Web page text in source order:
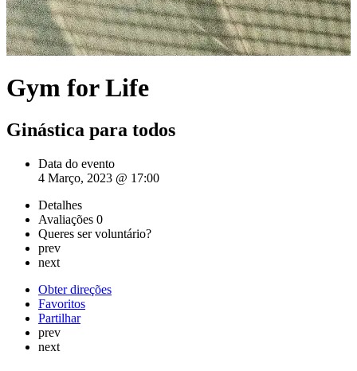
Gym for Life
Ginástica para todos
Data do evento
4 Março, 2023 @ 17:00
Detalhes
Avaliações 0
Queres ser voluntário?
prev
next
Obter direções
Favoritos
Partilhar
prev
next